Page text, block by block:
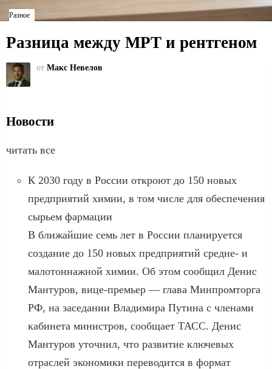
Разное
Разница между МРТ и рентгеном
от Макс Невелов
Новости
читать все
К 2030 году в России откроют до 150 новых
предприятий химии, в том числе для обеспечения
сырьем фармации
В ближайшие семь лет в России планируется
создание до 150 новых предприятий средне- и
малотоннажной химии. Об этом сообщил Денис
Мантуров, вице-премьер — глава Минпромторга
РФ, на заседании Владимира Путина с членами
кабинета министров, сообщает ТАСС. Денис
Мантуров уточнил, что развитие ключевых
отраслей экономики переводится в формат